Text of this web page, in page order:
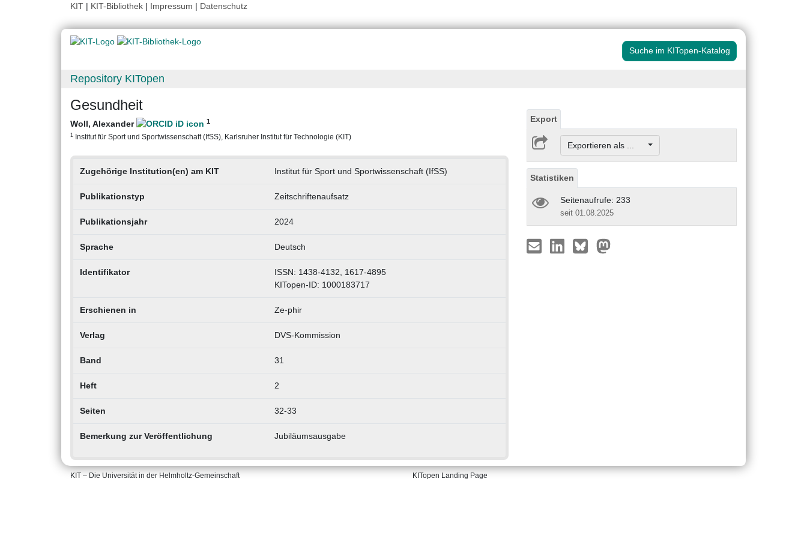
KIT | KIT-Bibliothek | Impressum | Datenschutz
Suche im KITopen-Katalog
Repository KITopen
Gesundheit
Woll, Alexander 1
1 Institut für Sport und Sportwissenschaft (IfSS), Karlsruher Institut für Technologie (KIT)
Zugehörige Institution(en) am KIT Institut für Sport und Sportwissenschaft (IfSS)
Publikationstyp Zeitschriftenaufsatz
Publikationsjahr 2024
Sprache Deutsch
Identifikator
ISSN: 1438-4132, 1617-4895
KITopen-ID: 1000183717
Erschienen in Ze-phir
Verlag DVS-Kommission
Band 31
Heft 2
Seiten 32-33
Bemerkung zur Veröffentlichung Jubiläumsausgabe
Export
Exportieren als ...
Statistiken
Seitenaufrufe: 233
seit 01.08.2025
KIT – Die Universität in der Helmholtz-Gemeinschaft KITopen Landing Page